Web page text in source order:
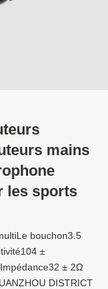
mains
les sports
bouchon3.5
±
± 2Ω
DISTRICT